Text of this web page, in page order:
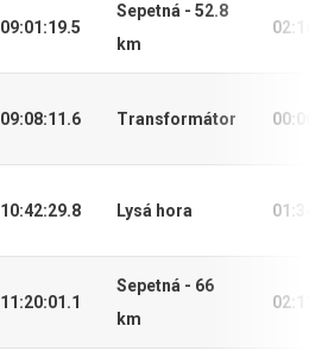
09:01:19.5
Sepetná - 52.8
km
09:08:11.6 Transformátor
10:42:29.8 Lysá hora
11:20:01.1
Sepetná - 66
km